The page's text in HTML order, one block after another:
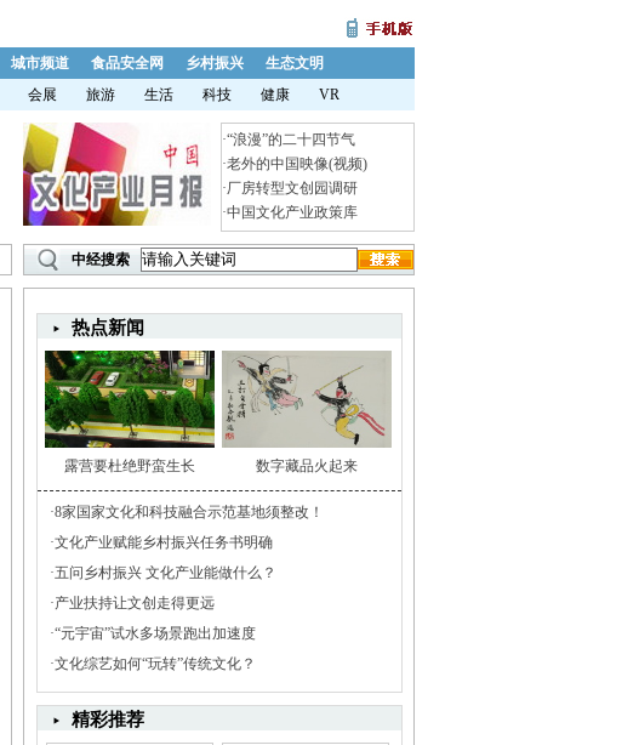
城市频道 食品安全网 乡村振兴
生态文明
会展 旅游 生活 科技 健康 VR
·“浪漫”的二十四节气
·老外的中国映像(视频)
·厂房转型文创园调研
·中国文化产业政策库
中经搜索
热点新闻
露营要杜绝野蛮生长 数字藏品火起来
·8家国家文化和科技融合示范基地须整改！
·文化产业赋能乡村振兴任务书明确
·五问乡村振兴 文化产业能做什么？
·产业扶持让文创走得更远
·“元宇宙”试水多场景跑出加速度
·文化综艺如何“玩转”传统文化？
精彩推荐